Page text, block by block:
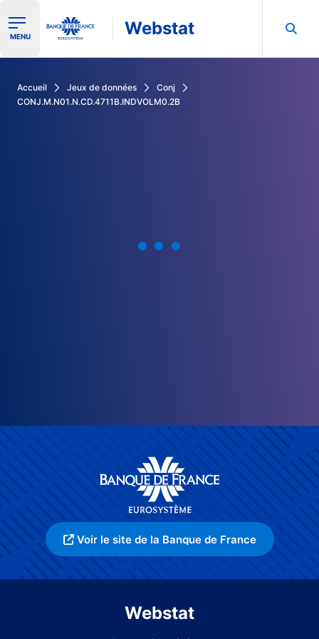
Ouvrir le menu de navigation
MENU Webstat
Accueil Jeux de données
Conj
CONJ.M.N01.N.CD.4711B.INDVOLM0.2B
Voir le site de la Banque de France
Webstat